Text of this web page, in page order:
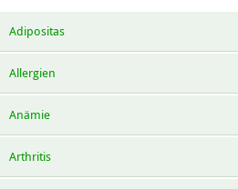
Adipositas
Allergien
Anämie
Arthritis